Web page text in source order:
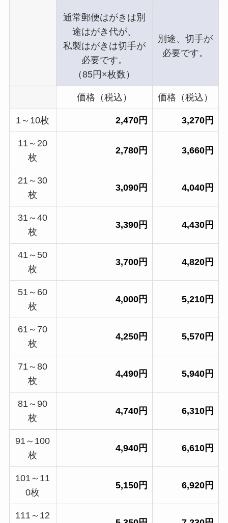
通常郵便はがきは別
途はがき代が、
私製はがきは切手が
必要です。
（85円×枚数）
別途、切手が
必要です。
価格（税込） 価格（税込）
1～10枚 2,470円 3,270円
11～20
枚
2,780円 3,660円
21～30
枚
3,090円 4,040円
31～40
枚
3,390円 4,430円
41～50
枚
3,700円 4,820円
51～60
枚
4,000円 5,210円
61～70
枚
4,250円 5,570円
71～80
枚
4,490円 5,940円
81～90
枚
4,740円 6,310円
91～100
枚
4,940円 6,610円
101～11
0枚
5,150円 6,920円
111～12